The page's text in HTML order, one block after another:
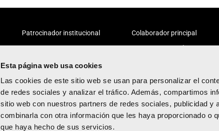
Esta página web usa cookies
Las cookies de este sitio web se usan para personalizar el
de redes sociales y analizar el tráfico. Además, compartimos
sitio web con nuestros partners de redes sociales, publicidad y
combinarla con otra información que les haya proporcionado o
que haya hecho de sus servicios.
Patrocinador institucional Colaborador principal
Política de privacidad